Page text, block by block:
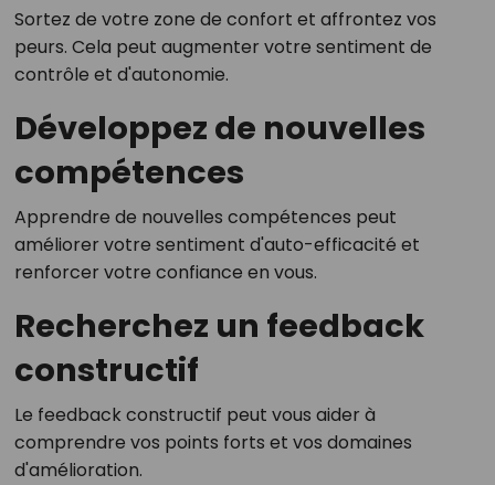
Sortez de votre zone de confort et affrontez vos
peurs. Cela peut augmenter votre sentiment de
contrôle et d'autonomie.
Développez de nouvelles
compétences
Apprendre de nouvelles compétences peut
améliorer votre sentiment d'auto-efficacité et
renforcer votre confiance en vous.
Recherchez un feedback
constructif
Le feedback constructif peut vous aider à
comprendre vos points forts et vos domaines
d'amélioration.